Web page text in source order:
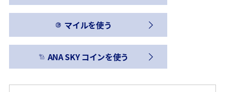
マイルを使う
ANA SKY コインを使う